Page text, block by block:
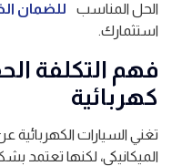
الحل المناسب
للضمان
استثمارك.
فهم التكلفة
كهربائية
تغني السيارات الكهربائية
الميكانيكي، لكنها تعتمد